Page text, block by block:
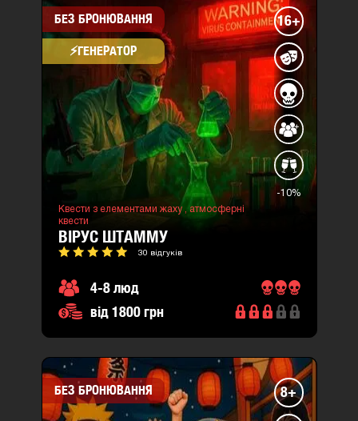
БЕЗ БРОНЮВАННЯ
⚡​ГЕНЕРАТОР
16+
-10%
Квести з елементами жаху ,
атмосферні
квести
ВІРУС ШТАММУ
30 відгуків
4-8 люд
від 1800 грн
БЕЗ БРОНЮВАННЯ 8+